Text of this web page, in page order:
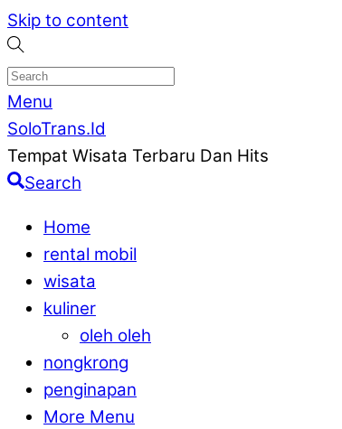
Skip to content
Menu
SoloTrans.Id
Tempat Wisata Terbaru Dan Hits
Search
Home
rental mobil
wisata
kuliner
oleh oleh
nongkrong
penginapan
More Menu